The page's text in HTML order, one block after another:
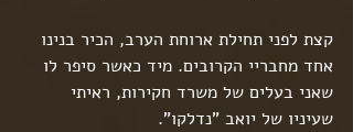
קצת לפני תחילת ארוחת הערב, הכיר בנינו
אחד מחבריי הקרובים. מיד כאשר סיפר לו
שאני בעלים של משרד חקירות, ראיתי
שעיניו של יואב "נדלקו".